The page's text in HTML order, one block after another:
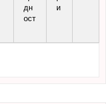
дн
ост
и